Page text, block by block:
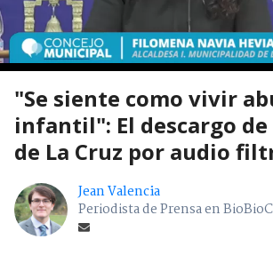
"Se siente como vivir
infantil": El descargo de
de La Cruz por audio
Jean Valencia
Periodista de Prensa en